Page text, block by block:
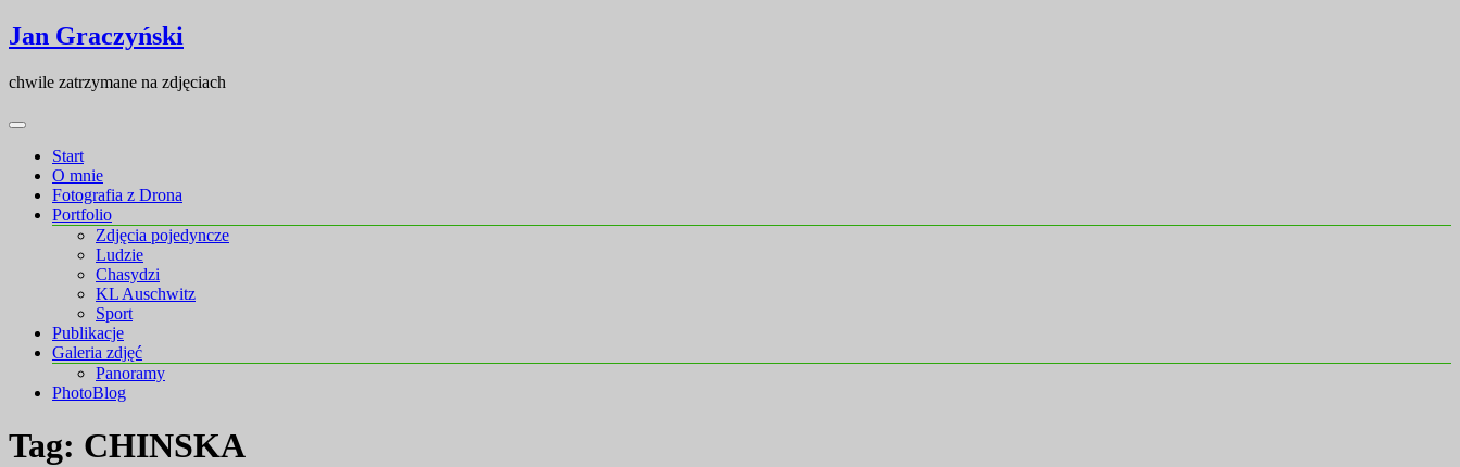
Skip
to
Skip
to
Jan Graczyński
chwile zatrzymane na zdjęciach
Start
O mnie
Fotografia z Drona
Portfolio
Zdjęcia pojedyncze
Ludzie
Chasydzi
KL Auschwitz
Sport
Publikacje
Galeria zdjęć
Panoramy
PhotoBlog
Tag: CHINSKA